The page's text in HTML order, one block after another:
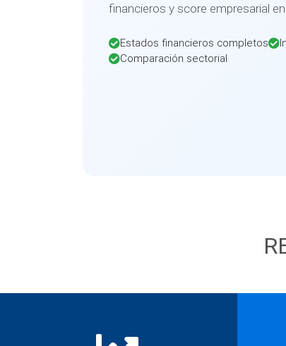
financieros y score empresarial
Estados financieros completos
Comparación sectorial